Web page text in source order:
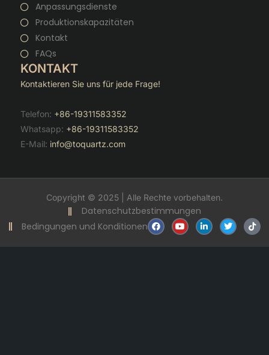
Anpassungsdienste
Produktionskapazitäten
Kontakt
FAQs
KONTAKT
Kontaktieren Sie uns für jede Frage!
Telefon: +86-19311583352
Whatsapp: +86-19311583352
E-Mail: info@toquartz.com
Copyright © 2025 | Alle Rechte vorbehalten.
Datenschutzbestimmungen
Bedingungen und Konditionen
F
a
c
Y
o
u
V
e
r
T
w
i
T
i
k